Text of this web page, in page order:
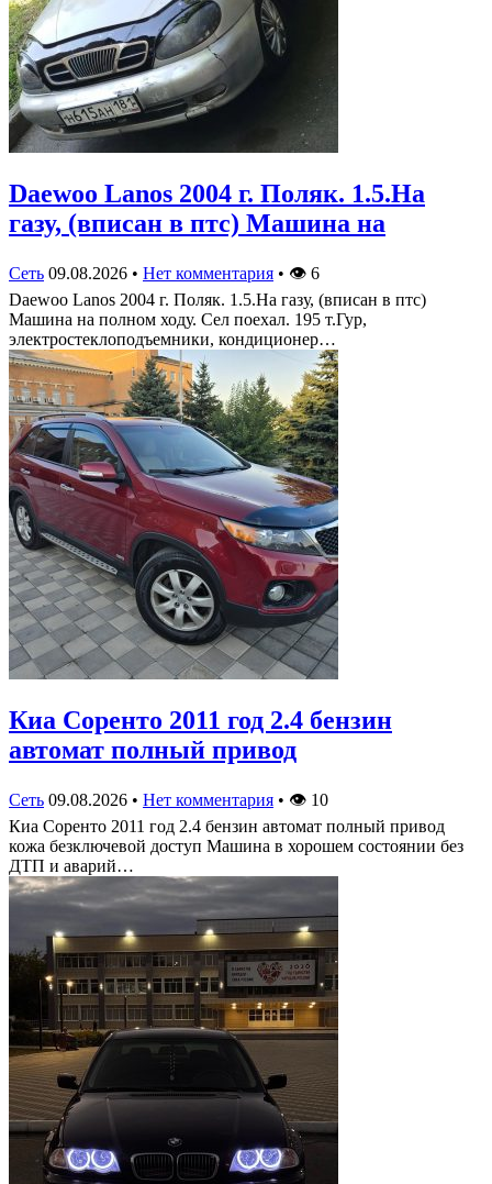
Daewoo Lanos 2004 г. Поляк. 1.5.На
газу, (вписан в птс) Машина на
Сеть 09.08.2026 • Нет комментария • 👁 6
Daewoo Lanos 2004 г. Поляк. 1.5.На газу, (вписан в птс)
Машина на полном ходу. Сел поехал. 195 т.Гур,
электростеклоподъемники, кондиционер…
Киа Соренто 2011 год 2.4 бензин
автомат полный привод
Сеть 09.08.2026 • Нет комментария • 👁 10
Киа Соренто 2011 год 2.4 бензин автомат полный привод
кожа безключевой доступ Машина в хорошем состоянии без
ДТП и аварий…